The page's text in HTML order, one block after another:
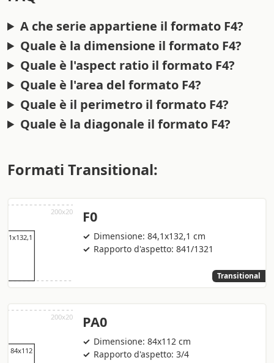
A che serie appartiene il formato F4?
Quale è la dimensione il formato F4?
Quale è l'aspect ratio il formato F4?
Quale è l'area del formato F4?
Quale è il perimetro il formato F4?
Quale è la diagonale il formato F4?
Formati Transitional:
F0
Dimensione: 84,1x132,1 cm
Rapporto d'aspetto: 841/1321
Transitional
PA0
Dimensione: 84x112 cm
Rapporto d'aspetto: 3/4